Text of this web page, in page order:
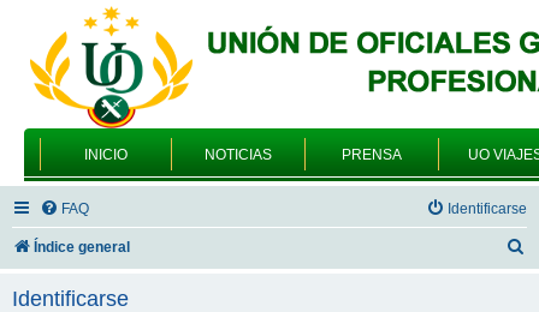
INICIO NOTICIAS PRENSA UO
FAQ Identificarse
Índice general
Identificarse